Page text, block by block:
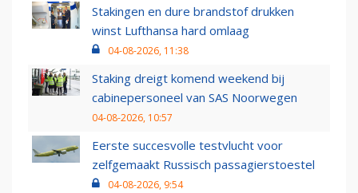
Stakingen en dure brandstof drukken
winst Lufthansa hard omlaag
04-08-2026, 11:38
Staking dreigt komend weekend bij
cabinepersoneel van SAS Noorwegen
04-08-2026, 10:57
Eerste succesvolle testvlucht voor
zelfgemaakt Russisch passagierstoestel
04-08-2026, 9:54